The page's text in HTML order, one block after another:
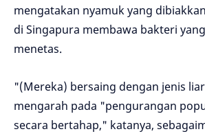
mengatakan nyamuk yang
di Singapura membawa bakteri
menetas.
"(Mereka) bersaing dengan jenis
mengarah pada "pengurangan
secara bertahap," katanya,